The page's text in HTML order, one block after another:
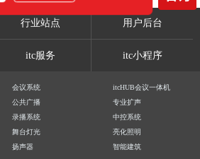
行业站点 用户后台
itc服务 itc小程序
会议系统
itcHUB会议一体机
公共广播
专业扩声
录播系统
中控系统
舞台灯光
亮化照明
扬声器
智能建筑